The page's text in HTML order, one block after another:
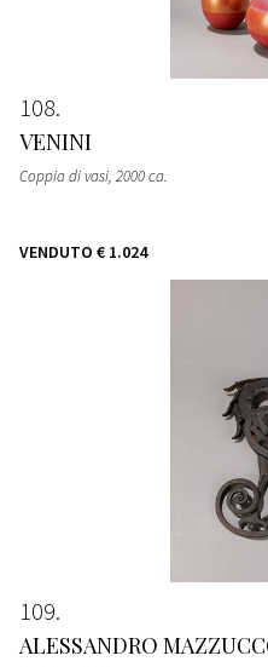
108
VENINI
Coppia di vasi, 2000 ca.
VENDUTO € 1.024
109
ALESSANDRO